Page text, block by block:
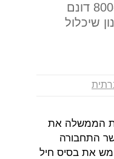
מתחם שדה דב משתרע על שטח של כ-1,300 דונם, כ-800 דונם
שיכלול
הממשלה את
התחבורה
את בסיס חיל